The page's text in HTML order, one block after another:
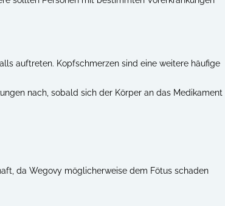
auftreten. Kopfschmerzen sind eine weitere häufige
nach, sobald sich der Körper an das Medikament
da Wegovy möglicherweise dem Fötus schaden